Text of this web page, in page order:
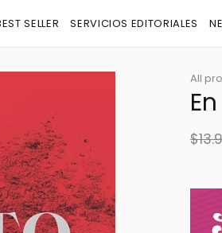
SELLER SERVICIOS EDITORIALES
All